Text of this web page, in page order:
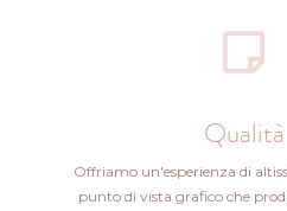
Qualità
Offriamo un'esperienza di
punto di vista grafico che